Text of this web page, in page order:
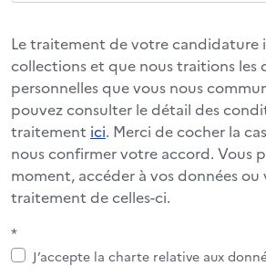
Le traitement de votre candidature
collections et que nous traitions les
personnelles que vous nous
pouvez consulter le détail des
traitement ici. Merci de cocher la
nous confirmer votre accord. Vous
moment, accéder à vos données ou
traitement de celles-ci.
*
J’accepte la charte relative aux